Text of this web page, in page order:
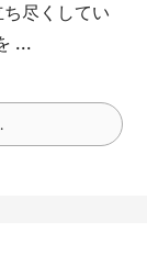
尽くしてい
...